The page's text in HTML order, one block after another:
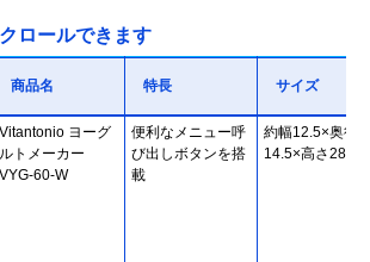
ロールできます
商品名 特長 サイズ
‎Vitantonio ヨーグ
ルトメーカー
VYG-60-W
便利なメニュー呼
び出しボタンを搭
載
約幅12.5×奥行
14.5×高さ28cm